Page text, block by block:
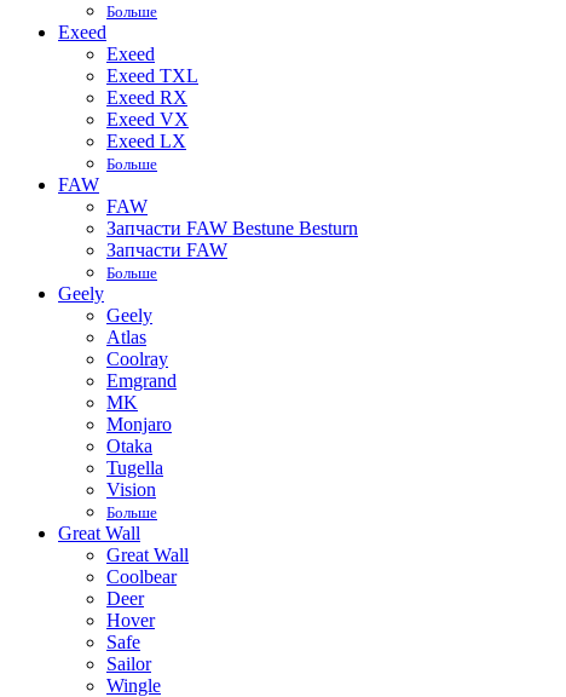
Больше
Exeed
Exeed
Exeed TXL
Exeed RX
Exeed VX
Exeed LX
Больше
FAW
FAW
Запчасти FAW Bestune Besturn
Запчасти FAW
Больше
Geely
Geely
Atlas
Coolray
Emgrand
MK
Monjaro
Otaka
Tugella
Vision
Больше
Great Wall
Great Wall
Coolbear
Deer
Hover
Safe
Sailor
Wingle